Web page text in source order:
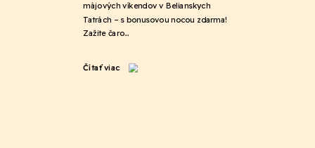
májových víkendov v Belianskych
Tatrách – s bonusovou nocou zdarma!
Zažite čaro…
Čítať viac